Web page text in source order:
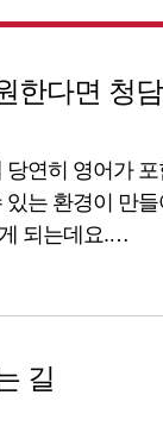
한다면 청
연히 영어가
는 환경이 만들
되는데요.
육, 아이들나라
없었는데 프로
시리즈는 청담
길